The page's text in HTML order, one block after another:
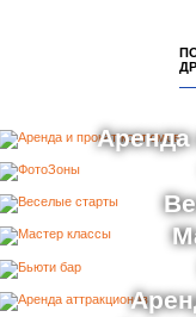
Аренда